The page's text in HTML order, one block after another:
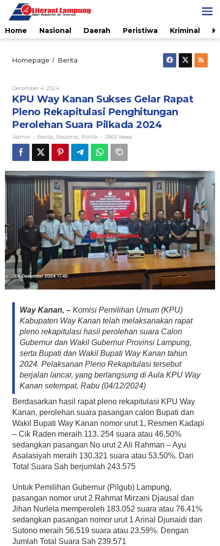
content
Home
Nasional Daerah Peristiwa Kriminal
Homepage / Berita
Rapat
Pleno
Rekapitulasi
Penghitungan
Perolehan
Suara
Pilkada
December 4, 2024By
Admin
KPU Way Kanan Sukses Gelar Rapat
Pleno Rekapitulasi Penghitungan
Perolehan Suara Pilkada 2024
Admin - Berita Nasional Politik - 2963 Views
Way Kanan, – Komisi Pemilihan Umum (KPU)
Kabupaten Way Kanan telah melaksanakan rapat
pleno rekapitulasi hasil perolehan suara Calon
Gubernur dan Wakil Gubernur Provinsi Lampung,
serta Bupati dan Wakil Bupati Way Kanan tahun
2024. Pelaksanan Pleno Rekapitulasi tersebut
berjalan lancar, yang berlangsung di Aula KPU Way
Kanan setempat, Rabu (04/12/2024)
Berdasarkan hasil rapat pleno rekapitulasi KPU Way
Kanan, perolehan suara pasangan calon Bupati dan
Wakil Bupati Way Kanan nomor urut 1, Resmen Kadapi
– Cik Raden meraih 113. 254 suara atau 46,50%
sedangkan pasangan No urut 2 Ali Rahman – Ayu
Asalasiyah meraih 130.321 suara atau 53,50%. Dari
Total Suara Sah berjumlah 243.575
Untuk Pemilihan Gubernur (Pilgub) Lampung,
pasangan nomor urut 2 Rahmat Mirzani Djausal dan
Jihan Nurlela memperoleh 183.052 suara atau 76.41%
sedangkan pasangan nomor urut 1 Arinal Djunaidi dan
Sutono meraih 56.519 suara atau 23,59%. Dengan
Jumlah Total Suara Sah 239.571